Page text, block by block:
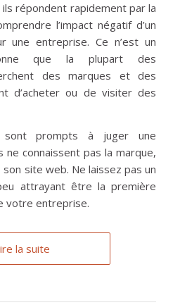
répondent rapidement par la
l’impact négatif d’un
une entreprise. Ce n’est un
que la plupart des
des marques et des
d’acheter ou de visiter des
sont prompts à juger une
ne connaissent pas la marque,
site web. Ne laissez pas un
attrayant être la première
votre entreprise.
la suite